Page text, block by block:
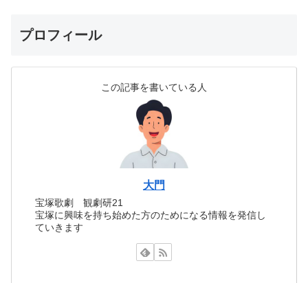
プロフィール
この記事を書いている人
大門
宝塚歌劇 観劇研21
宝塚に興味を持ち始めた方のためになる情報を発信し
ていきます